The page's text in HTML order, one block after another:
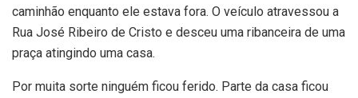
caminhão enquanto ele estava fora. O veículo atravessou a
Rua José Ribeiro de Cristo e desceu uma ribanceira de uma
praça atingindo uma casa.
Por muita sorte ninguém ficou ferido. Parte da casa ficou